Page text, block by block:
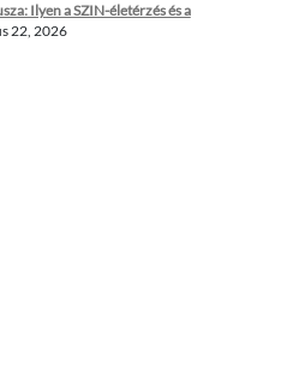
Ilyen a SZIN-életérzés és a
22, 2026